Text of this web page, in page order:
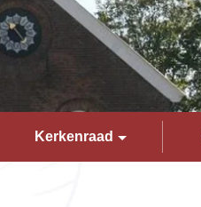
Kerkenraad